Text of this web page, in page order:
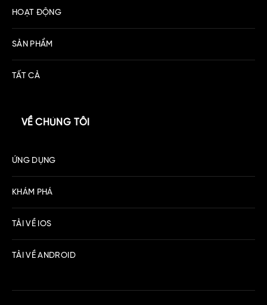
HOẠT ĐỘNG
SẢN PHẨM
TẤT CẢ
VỀ CHÚNG TÔI
ỨNG DỤNG
KHÁM PHÁ
TẢI VỀ IOS
TẢI VỀ ANDROID